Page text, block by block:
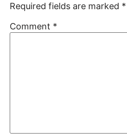
Required fields are marked *
Comment *